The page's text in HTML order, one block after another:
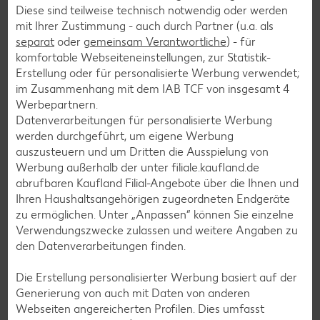
Maßnahmen im Notfall
Was tun bei Vergiftungen?
Diese sind teilweise technisch notwendig oder werden
mit Ihrer Zustimmung - auch durch Partner (u.a. als
separat oder gemeinsam Verantwortliche) - für
komfortable Webseiteneinstellungen, zur Statistik-
Erstellung oder für personalisierte Werbung verwendet;
im Zusammenhang mit dem IAB TCF von insgesamt 4
Werbepartnern.
Datenverarbeitungen für personalisierte Werbung
werden durchgeführt, um eigene Werbung
auszusteuern und um Dritten die Ausspielung von
Werbung außerhalb der unter filiale.kaufland.de
abrufbaren Kaufland Filial-Angebote über die Ihnen und
Ihren Haushaltsangehörigen zugeordneten Endgeräte
zu ermöglichen. Unter „Anpassen“ können Sie einzelne
Verwendungszwecke zulassen und weitere Angaben zu
den Datenverarbeitungen finden.
Die Erstellung personalisierter Werbung basiert auf der
Generierung von auch mit Daten von anderen
Webseiten angereicherten Profilen. Dies umfasst